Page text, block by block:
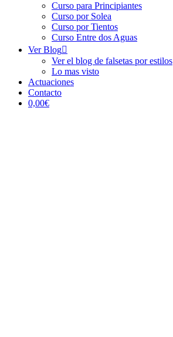
Curso para Principiantes
Curso por Solea
Curso por Tientos
Curso Entre dos Aguas
Ver Blog
Ver el blog de falsetas por estilos
Lo mas visto
Actuaciones
Contacto
0,00€